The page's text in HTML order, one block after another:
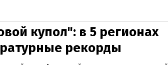
купол": в 5 регионах
рекорды